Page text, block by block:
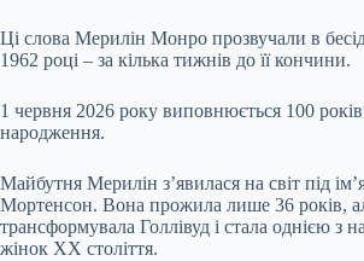
Ці слова Мерилін Монро прозвучали в
1962 році – за кілька тижнів до її кончини.
1 червня 2026 року виповнюється 100 років
народження.
Майбутня Мерилін з’явилася на світ під
Мортенсон. Вона прожила лише 36 років,
трансформувала Голлівуд і стала однією з
жінок ХХ століття.